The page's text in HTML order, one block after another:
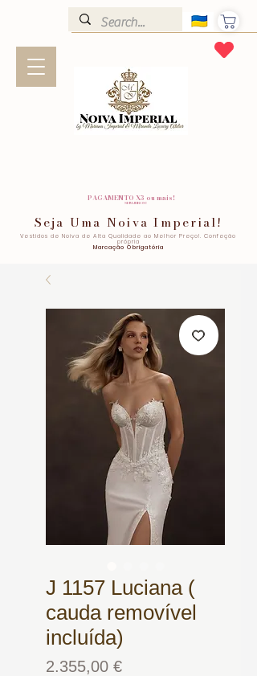
PAGAMENTO X3 ou mais!
SEM JUROS!
Seja Uma Noiva Imperial!
Vestidos de Noiva de Alta Qualidade ao Melhor Preço!. Confeção
própria
Marcação Obrigatória
J 1157 Luciana (
cauda removível
incluída)
2.355,00 €Preis